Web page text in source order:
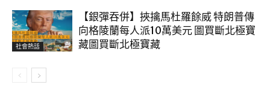
社會熱話
【銀彈吞併】挾擒馬杜羅餘威 特朗普傳
向格陵蘭每人派10萬美元 圖買斷北極寶
藏圖買斷北極寶藏